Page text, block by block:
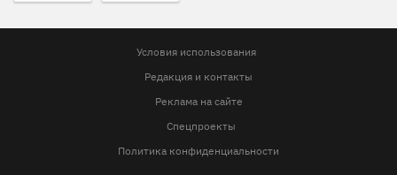
Условия использования
Редакция и контакты
Реклама на сайте
Спецпроекты
Политика конфиденциальности